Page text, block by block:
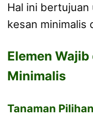
Hal ini
kesan minimalis
Elemen
Minimalis
Tanaman Pilihan